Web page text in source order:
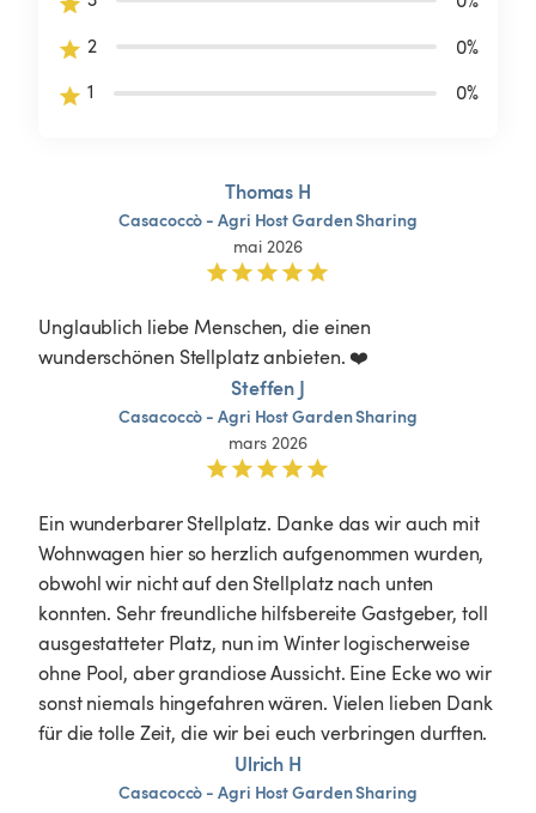
2
0%
1
0%
Thomas H
Casacoccò - Agri HostGardenSharing
mai 2026
Unglaublich liebe Menschen, die einen
wunderschönen Stellplatz anbieten. ❤️
Steffen J
Casacoccò - Agri HostGardenSharing
mars 2026
Ein wunderbarer Stellplatz. Danke das wir auch mit
Wohnwagen hier so herzlich aufgenommen wurden,
obwohl wir nicht auf den Stellplatz nach unten
konnten. Sehr freundliche hilfsbereite Gastgeber, toll
ausgestatteter Platz, nun im Winter logischerweise
ohne Pool, aber grandiose Aussicht. Eine Ecke wo wir
sonst niemals hingefahren wären. Vielen lieben Dank
für die tolle Zeit, die wir bei euch verbringen durften.
Ulrich H
Casacoccò - Agri HostGardenSharing